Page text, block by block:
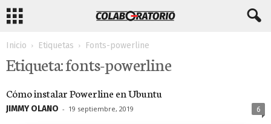
Inicio Etiquetas Fonts-powerline
Etiqueta: fonts-powerline
Cómo instalar Powerline en Ubuntu
JIMMY OLANO - 19 septiembre, 2019 6